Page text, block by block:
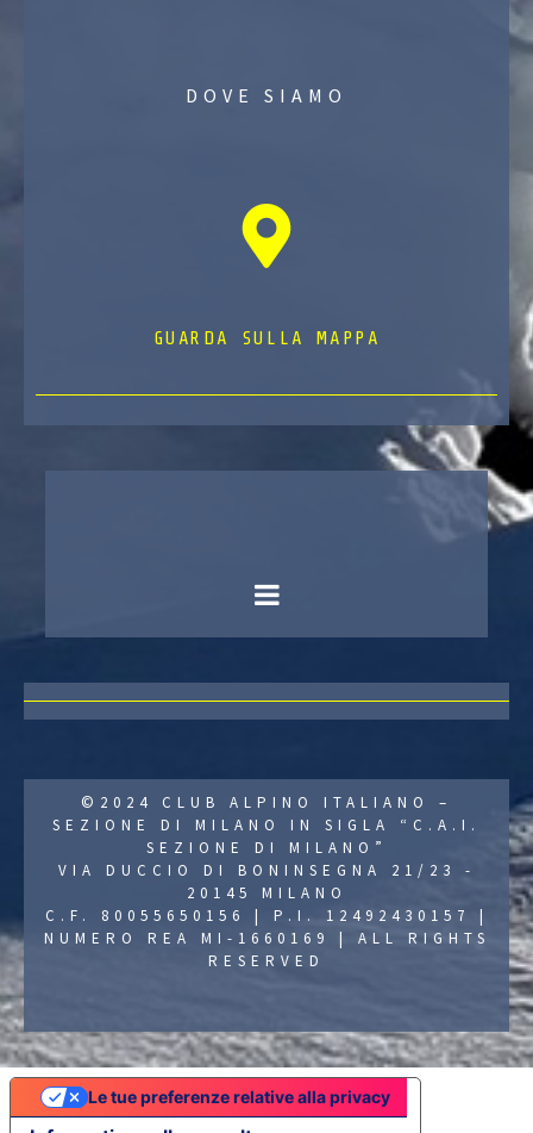
DOVE SIAMO
GUARDA SULLA MAPPA
©2024 CLUB ALPINO ITALIANO –
SEZIONE DI MILANO IN SIGLA “C.A.I.
SEZIONE DI MILANO”
VIA DUCCIO DI BONINSEGNA 21/23 -
20145 MILANO
C.F. 80055650156 | P.I. 12492430157 |
NUMERO REA MI-1660169 | ALL RIGHTS
RESERVED
Le tue preferenze relative alla privacy